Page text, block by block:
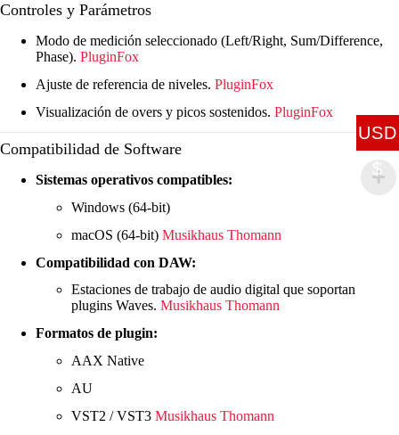
Controles y Parámetros
Modo de medición seleccionado (Left/Right, Sum/Difference,
Phase). PluginFox
Ajuste de referencia de niveles. PluginFox
Visualización de overs y picos sostenidos. PluginFox
Compatibilidad de Software
Sistemas operativos compatibles:
Windows (64-bit)
macOS (64-bit) Musikhaus Thomann
Compatibilidad con DAW:
Estaciones de trabajo de audio digital que soportan
plugins Waves. Musikhaus Thomann
Formatos de plugin:
AAX Native
AU
VST2 / VST3 Musikhaus Thomann
USD
$